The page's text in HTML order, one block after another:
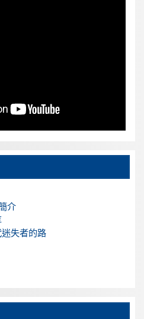
介
失者的路